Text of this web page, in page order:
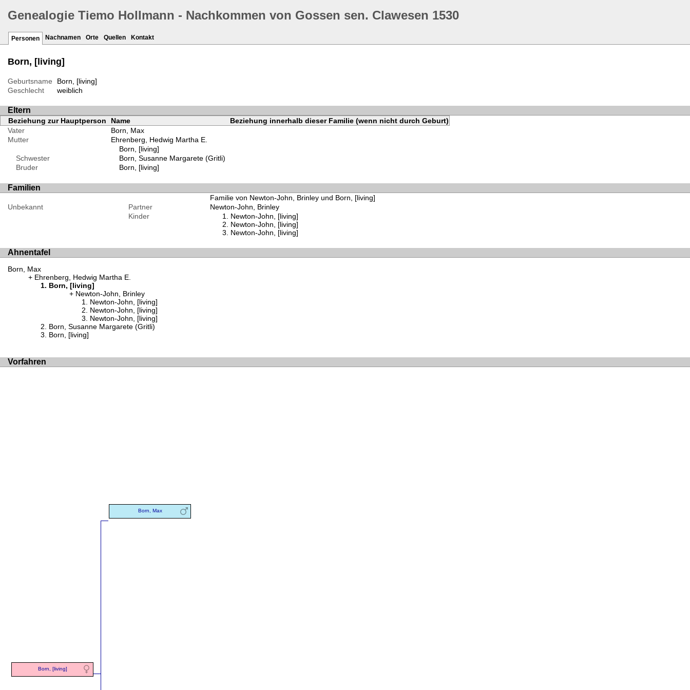
Genealogie Tiemo Hollmann - Nachkommen von Gossen sen. Clawesen 1530
Personen Nachnamen Orte Quellen Kontakt
Born, [living]
Geburtsname
Born, [living]
Geschlecht
weiblich
Eltern
Beziehung zur Hauptperson Name
Beziehung innerhalb dieser Familie (wenn nicht durch Geburt)
Vater
Born, Max
Mutter
Ehrenberg, Hedwig Martha E.
Born, [living]
Schwester
Born, Susanne Margarete (Gritli)
Bruder
Born, [living]
Familien
Familie von Newton-John, Brinley und Born, [living]
Unbekannt
Partner
Newton-John, Brinley
Kinder
Newton-John, [living]
Newton-John, [living]
Newton-John, [living]
Ahnentafel
Born, Max
Ehrenberg, Hedwig Martha E.
Born, [living]
Newton-John, Brinley
Newton-John, [living]
Newton-John, [living]
Newton-John, [living]
Born, Susanne Margarete (Gritli)
Born, [living]
Vorfahren
Born, [living]
Born, Max